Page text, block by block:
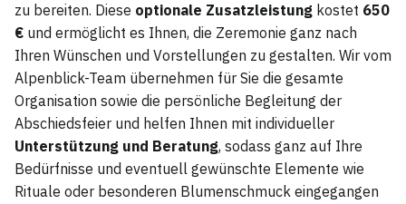
zu bereiten. Diese optionale Zusatzleistung kostet 650
€ und ermöglicht es Ihnen, die Zeremonie ganz nach
Ihren Wünschen und Vorstellungen zu gestalten. Wir vom
Alpenblick-Team übernehmen für Sie die gesamte
Organisation sowie die persönliche Begleitung der
Abschiedsfeier und helfen Ihnen mit individueller
Unterstützung und Beratung, sodass ganz auf Ihre
Bedürfnisse und eventuell gewünschte Elemente wie
Rituale oder besonderen Blumenschmuck eingegangen